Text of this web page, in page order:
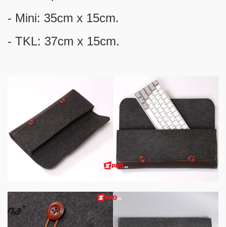
- Mini: 35cm x 15cm.
- TKL: 37cm x 15cm.